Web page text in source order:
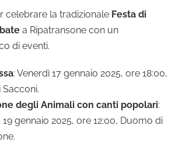
celebrare la tradizionale Festa di
a Ripatransone con un
di eventi.
: Venerdì 17 gennaio 2025, ore 18:00,
Sacconi.
degli Animali con canti popolari:
19 gennaio 2025, ore 12:00, Duomo di